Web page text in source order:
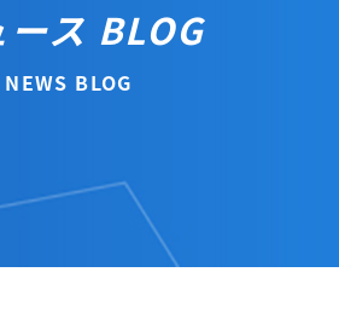
ース BLOG
NEWS BLOG